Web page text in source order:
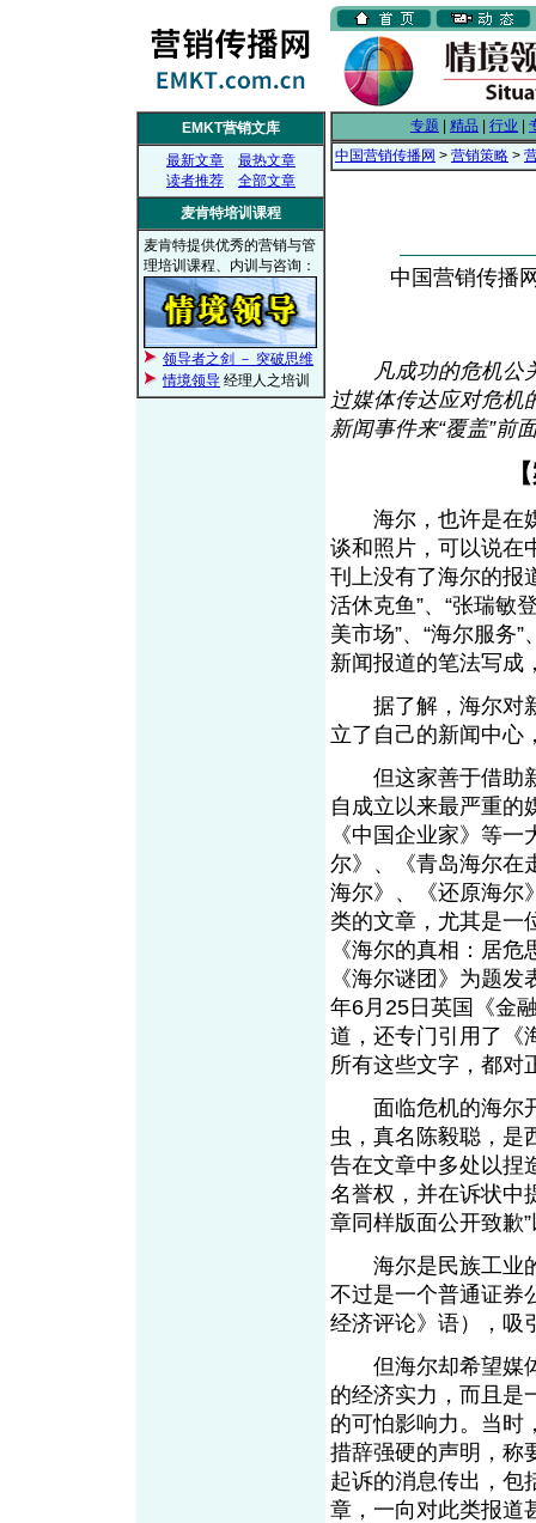
EMKT营销文库
最新文章
最热文章
读者推荐
全部文章
麦肯特培训课程
麦肯特提供优秀的营销与管
理培训课程、内训与咨询：
领导者之剑 － 突破思维
情境领导 经理人之培训
专题 精品 行业
中国营销传播网 > 营销策略 >
中国营销传播
凡成功的危机
过媒体传达应对危机
新闻事件来“覆盖”前
海尔，也许是在媒
谈和照片，可以说在
刊上没有了海尔的报
活休克鱼”、“张瑞敏
美市场”、“海尔服务
新闻报道的笔法写成
据了解，海尔对新
立了自己的新闻中心
但这家善于借助新
自成立以来最严重
《中国企业家》等
尔》、《青岛海尔在
海尔》、《还原海尔
类的文章，尤其是一
《海尔的真相：居
《海尔谜团》为题
年6月25日英国《金
道，还专门引用了《
所有这些文字，都对
面临危机的海尔开
虫，真名陈毅聪，是
告在文章中多处以捏
名誉权，并在诉状中
章同样版面公开致歉
海尔是民族工业的
不过是一个普通证券
经济评论》语），吸
但海尔却希望媒体
的经济实力，而且是
的可怕影响力。当时
措辞强硬的声明，称
起诉的消息传出，包
章，一向对此类报道